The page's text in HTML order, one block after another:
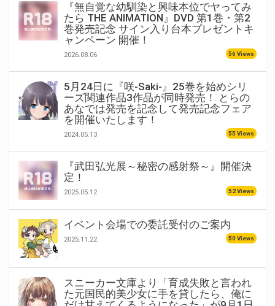
『無自覚な幼馴染と興味本位でヤってみ
たら THE ANIMATION』DVD 第1巻・第2
巻発売記念 サイン入り台本プレゼントキ
ャンペーン 開催！
2026.08.06 56 Views
5月24日に『咲-Saki-』25巻を始めシリ
ーズ関連作品3作品が同時発売！ とらの
あなでは発売を記念して発売記念フェア
を開催いたします！
2024.05.13 55 Views
『武田弘光展～秘密の感射祭～』開催決
定！
2025.05.12 52 Views
イベント会場での委託受付のご案内
2025.11.22 50 Views
スニーカー文庫より「育成失敗と言われ
た元国民的美少女に手を貸したら、俺に